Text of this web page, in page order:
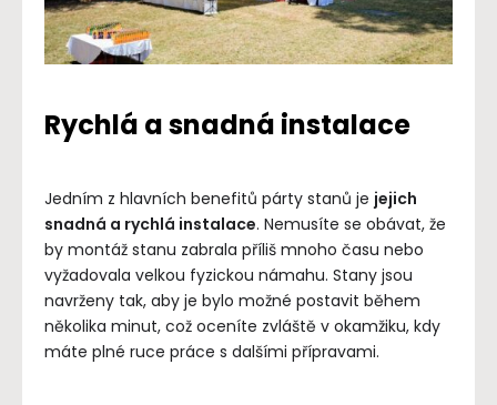
Rychlá a snadná instalace
Jedním z hlavních benefitů párty stanů je jejich
snadná a rychlá instalace. Nemusíte se obávat, že
by montáž stanu zabrala příliš mnoho času nebo
vyžadovala velkou fyzickou námahu. Stany jsou
navrženy tak, aby je bylo možné postavit během
několika minut, což oceníte zvláště v okamžiku, kdy
máte plné ruce práce s dalšími přípravami.